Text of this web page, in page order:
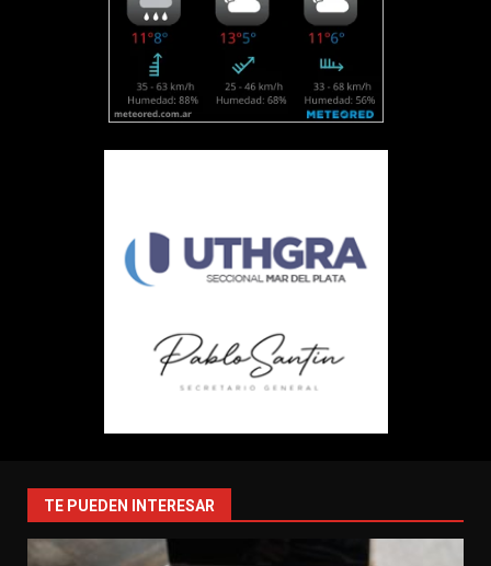
TE PUEDEN INTERESAR